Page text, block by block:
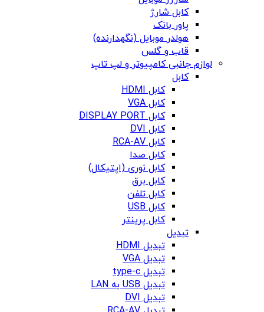
کابل شارژ
پاور بانک
هولدر موبایل (نگهدارنده)
قاب و گلس
لوازم جانبی کامپیوتر و لپ تاپ
کابل
کابل HDMI
کابل VGA
کابل DISPLAY PORT
کابل DVI
کابل RCA-AV
کابل صدا
کابل نوری (اپتیکال)
کابل برق
کابل تلفن
کابل USB
کابل پرینتر
تبدیل
تبدیل HDMI
تبدیل VGA
تبدیل type-c
تبدیل USB به LAN
تبدیل DVI